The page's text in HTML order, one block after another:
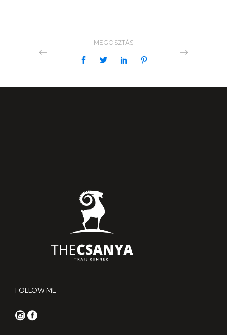
MEGOSZTÁS
FOLLOW ME